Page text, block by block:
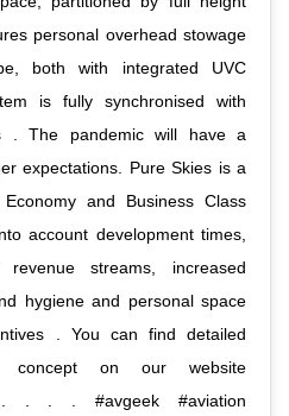
personal overhead stowage
both with integrated UVC
is fully synchronised with
. The pandemic will have a
expectations. Pure Skies is a
and Business Class
account development times,
streams, increased
hygiene and personal space
. You can find detailed
concept on our website
. . . . . #avgeek #aviation